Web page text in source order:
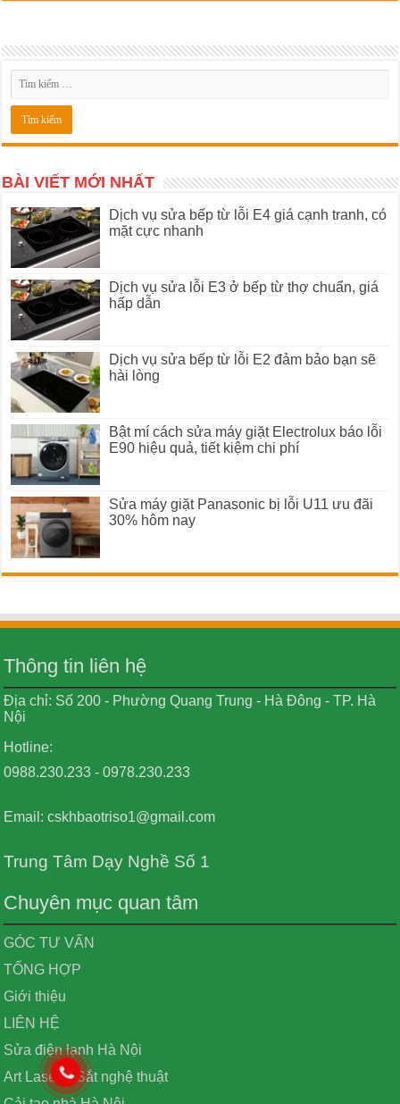
BÀI VIẾT MỚI NHẤT
Dịch vụ sửa bếp từ lỗi E4 giá cạnh tranh, có
mặt cực nhanh
Dịch vụ sửa lỗi E3 ở bếp từ thợ chuẩn, giá
hấp dẫn
Dịch vụ sửa bếp từ lỗi E2 đảm bảo bạn sẽ
hài lòng
Bật mí cách sửa máy giặt Electrolux báo lỗi
E90 hiệu quả, tiết kiệm chi phí
Sửa máy giặt Panasonic bị lỗi U11 ưu đãi
30% hôm nay
Thông tin liên hệ
Địa chỉ: Số 200 - Phường Quang Trung - Hà Đông - TP. Hà
Nội
Hotline:
0988.230.233 - 0978.230.233
Email: cskhbaotriso1@gmail.com
Trung Tâm Dạy Nghề Số 1
Chuyên mục quan tâm
GÓC TƯ VẤN
TỔNG HỢP
Giới thiệu
LIÊN HỆ
Sửa điện lạnh Hà Nội
Art Laser – Sắt nghệ thuật